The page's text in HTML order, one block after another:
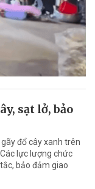
sạt lở, bảo
đổ cây xanh trên
lực lượng chức
bảo đảm giao